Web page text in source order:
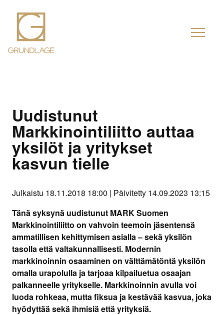
Uudistunut
Markkinointiliitto auttaa
yksilöt ja yritykset
kasvun tielle
Julkaistu 18.11.2018 18:00 | Päivitetty 14.09.2023 13:15
Tänä syksynä uudistunut MARK Suomen
Markkinointiliitto on vahvoin teemoin jäsentensä
ammatillisen kehittymisen asialla – sekä yksilön
tasolla että valtakunnallisesti. Modernin
markkinoinnin osaaminen on välttämätöntä yksilön
omalla urapolulla ja tarjoaa kilpailuetua osaajan
palkanneelle yritykselle. Markkinoinnin avulla voi
luoda rohkeaa, mutta fiksua ja kestävää kasvua, joka
hyödyttää sekä ihmisiä että yrityksiä.